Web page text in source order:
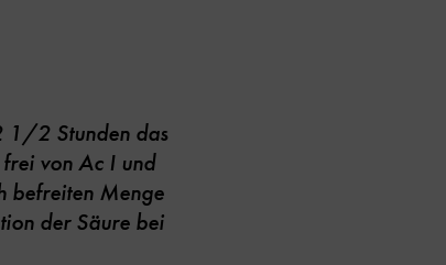
1/2 Stunden das
von Ac I und
befreiten Menge
der Säure bei